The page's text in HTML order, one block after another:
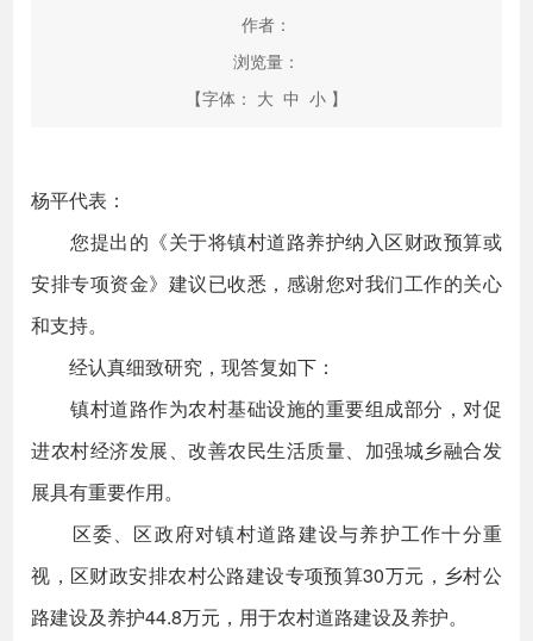
作者：
浏览量：
【字体： 大 中 小 】
杨平代表：
您提出的《关于将镇村道路养护纳入区财政预算或
安排专项资金》建议已收悉，感谢您对我们工作的关心
和支持。
经认真细致研究，现答复如下：
镇村道路作为农村基础设施的重要组成部分，对促
进农村经济发展、改善农民生活质量、加强城乡融合发
展具有重要作用。
区委、区政府对镇村道路建设与养护工作十分重
视，区财政安排农村公路建设专项预算30万元，乡村公
路建设及养护44.8万元，用于农村道路建设及养护。